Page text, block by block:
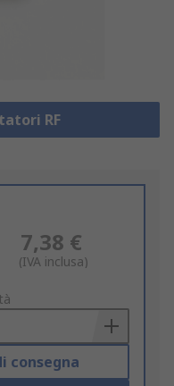
RF
7,38 €
(IVA inclusa)
consegna